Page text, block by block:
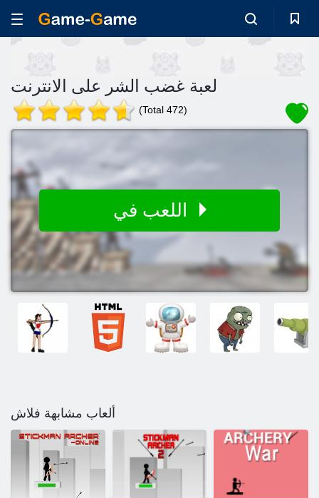
لعبة غضب الشر على الانترنت
(Total 472)
ألعاب مشابهة فلاش